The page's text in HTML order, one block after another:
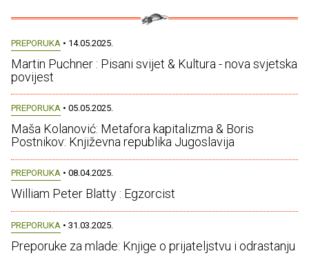
PREPORUKA • 14.05.2025.
Martin Puchner : Pisani svijet & Kultura - nova svjetska
povijest
PREPORUKA • 05.05.2025.
Maša Kolanović: Metafora kapitalizma & Boris
Postnikov: Književna republika Jugoslavija
PREPORUKA • 08.04.2025.
William Peter Blatty : Egzorcist
PREPORUKA • 31.03.2025.
Preporuke za mlade: Knjige o prijateljstvu i odrastanju